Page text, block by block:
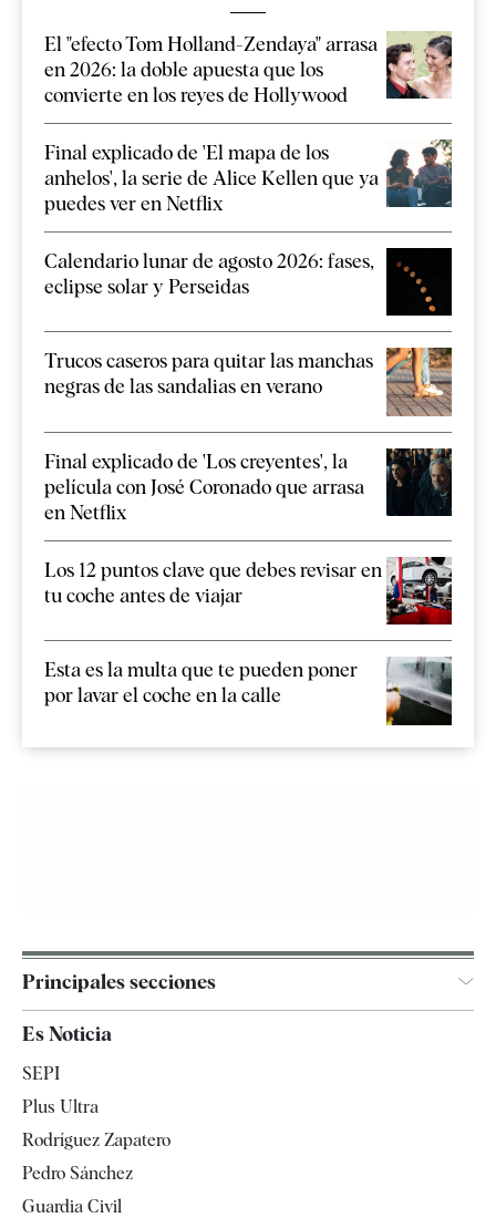
El "efecto Tom Holland-Zendaya" arrasa
en 2026: la doble apuesta que los
convierte en los reyes de Hollywood
Final explicado de 'El mapa de los
anhelos', la serie de Alice Kellen que ya
puedes ver en Netflix
Calendario lunar de agosto 2026: fases,
eclipse solar y Perseidas
Trucos caseros para quitar las manchas
negras de las sandalias en verano
Final explicado de 'Los creyentes', la
película con José Coronado que arrasa
en Netflix
Los 12 puntos clave que debes revisar en
tu coche antes de viajar
Esta es la multa que te pueden poner
por lavar el coche en la calle
Principales secciones
Televisión
Es Noticia
SEPI
Plus Ultra
Rodríguez Zapatero
Pedro Sánchez
Guardia Civil